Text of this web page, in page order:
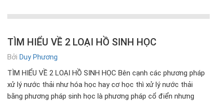
TÌM HIỂU VỀ 2 LOẠI HỒ SINH HỌC
Bởi Duy Phương
TÌM HIỂU VỀ 2 LOẠI HỒ SINH HỌC Bên cạnh các phương pháp
xử lý nước thải như hóa học hay cơ học thì xử lý nước thải
bằng phương pháp sinh học là phương pháp cổ điển nhưng